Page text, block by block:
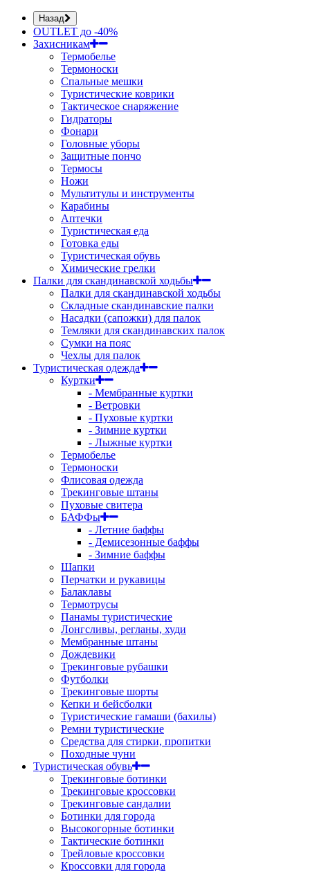
Назад
OUTLET до -40%
Захисникам
Термобелье
Термоноски
Спальные мешки
Туристические коврики
Тактическое снаряжение
Гидраторы
Фонари
Головные уборы
Защитные пончо
Термосы
Ножи
Мультитулы и инструменты
Карабины
Аптечки
Туристическая еда
Готовка еды
Туристическая обувь
Химические грелки
Палки для скандинавской ходьбы
Палки для скандинавской ходьбы
Складные скандинавские палки
Насадки (сапожки) для палок
Темляки для скандинавских палок
Сумки на пояс
Чехлы для палок
Туристическая одежда
Куртки
- Мембранные куртки
- Ветровки
- Пуховые куртки
- Зимние куртки
- Лыжные куртки
Термобелье
Термоноски
Флисовая одежда
Трекинговые штаны
Пуховые свитера
БАФФы
- Летние баффы
- Демисезонные баффы
- Зимние баффы
Шапки
Перчатки и рукавицы
Балаклавы
Термотрусы
Панамы туристические
Лонгсливы, регланы, худи
Мембранные штаны
Дождевики
Трекинговые рубашки
Футболки
Трекинговые шорты
Кепки и бейсболки
Туристические гамаши (бахилы)
Ремни туристические
Средства для стирки, пропитки
Походные чуни
Туристическая обувь
Трекинговые ботинки
Трекинговые кроссовки
Трекинговые сандалии
Ботинки для города
Высокогорные ботинки
Тактические ботинки
Трейловые кроссовки
Кроссовки для города